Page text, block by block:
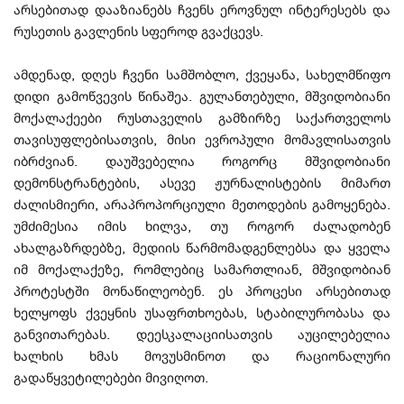
არსებითად დააზიანებს ჩვენს ეროვნულ ინტერესებს და
რუსეთის გავლენის სფეროდ გვაქცევს.
ამდენად, დღეს ჩვენი სამშობლო, ქვეყანა, სახელმწიფო
დიდი გამოწვევის წინაშეა. გულანთებული, მშვიდობიანი
მოქალაქეები რუსთაველის გამზირზე საქართველოს
თავისუფლებისათვის, მისი ევროპული მომავლისათვის
იბრძვიან. დაუშვებელია როგორც მშვიდობიანი
დემონსტრანტების, ასევე ჟურნალისტების მიმართ
ძალისმიერი, არაპროპორციული მეთოდების გამოყენება.
უმძიმესია იმის ხილვა, თუ როგორ ძალადობენ
ახალგაზრდებზე, მედიის წარმომადგენლებსა და ყველა
იმ მოქალაქეზე, რომლებიც სამართლიან, მშვიდობიან
პროტესტში მონაწილეობენ. ეს პროცესი არსებითად
ხელყოფს ქვეყნის უსაფრთხოებას, სტაბილურობასა და
განვითარებას. დეესკალაციისათვის აუცილებელია
ხალხის ხმას მოვუსმინოთ და რაციონალური
გადაწყვეტილებები მივიღოთ.